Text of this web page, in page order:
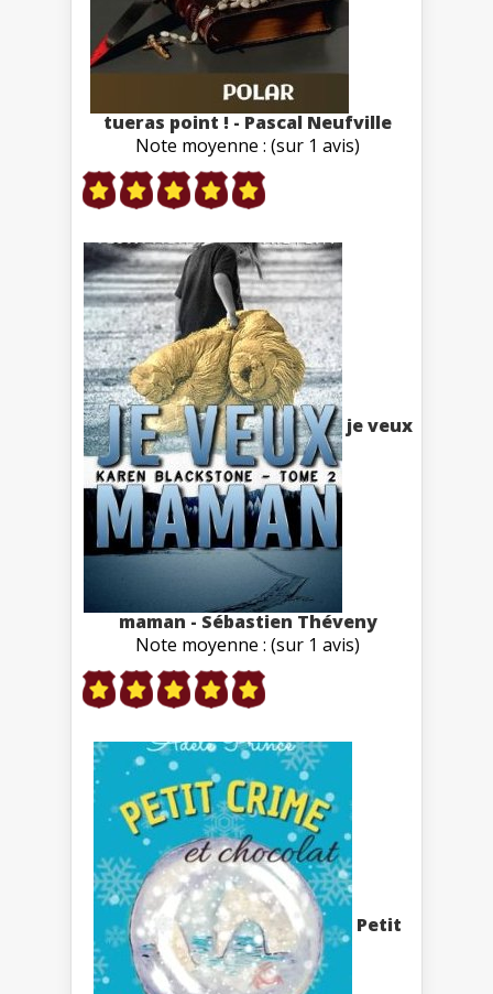
tueras point ! - Pascal Neufville
Note moyenne : (sur 1 avis)
je veux
maman - Sébastien Théveny
Note moyenne : (sur 1 avis)
Petit